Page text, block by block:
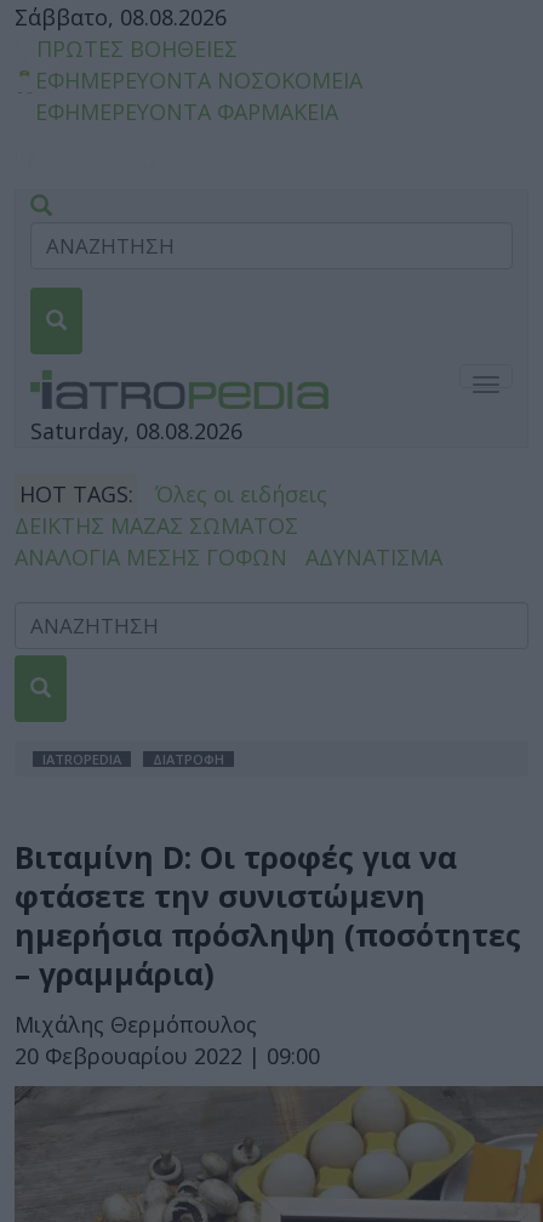
Σάββατο, 08.08.2026
ΠΡΩΤΕΣ ΒΟΗΘΕΙΕΣ
ΕΦΗΜΕΡΕΥΟΝΤΑ ΝΟΣΟΚΟΜΕΙΑ
ΕΦΗΜΕΡΕΥΟΝΤΑ ΦΑΡΜΑΚΕΙΑ
Saturday, 08.08.2026
HOT TAGS:
Όλες οι ειδήσεις
ΔΕΙΚΤΗΣ ΜΑΖΑΣ ΣΩΜΑΤΟΣ
ΑΝΑΛΟΓΙΑ ΜΕΣΗΣ ΓΟΦΩΝ
ΑΔΥΝΑΤΙΣΜΑ
IATROPEDIA ΔΙΑΤΡΟΦΗ
Βιταμίνη D: Οι τροφές για να
φτάσετε την συνιστώμενη
ημερήσια πρόσληψη (ποσότητες
– γραμμάρια)
Μιχάλης Θερμόπουλος
20 Φεβρουαρίου 2022 | 09:00